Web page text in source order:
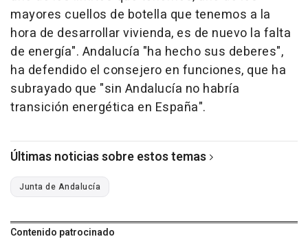
mayores cuellos de botella que tenemos a la
hora de desarrollar vivienda, es de nuevo la falta
de energía". Andalucía "ha hecho sus deberes",
ha defendido el consejero en funciones, que ha
subrayado que "sin Andalucía no habría
transición energética en España".
Últimas noticias sobre estos temas
Junta de Andalucía
Contenido patrocinado